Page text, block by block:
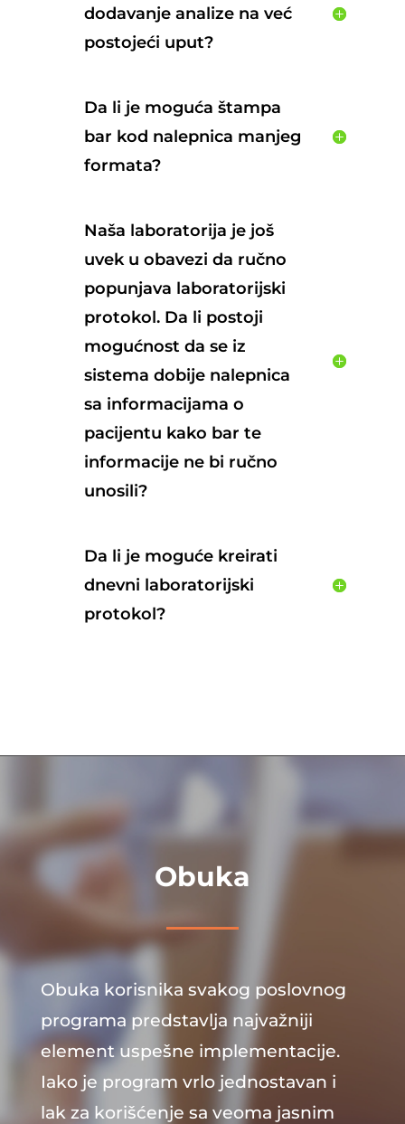
dodavanje analize na već
postojeći uput?
Da li je moguća štampa
bar kod nalepnica manjeg
formata?
Naša laboratorija je još
uvek u obavezi da ručno
popunjava laboratorijski
protokol. Da li postoji
mogućnost da se iz
sistema dobije nalepnica
sa informacijama o
pacijentu kako bar te
informacije ne bi ručno
unosili?
Da li je moguće kreirati
dnevni laboratorijski
protokol?
Obuka
Obuka korisnika svakog poslovnog
programa predstavlja najvažniji
element uspešne implementacije.
Iako je program vrlo jednostavan i
lak za korišćenje sa veoma jasnim